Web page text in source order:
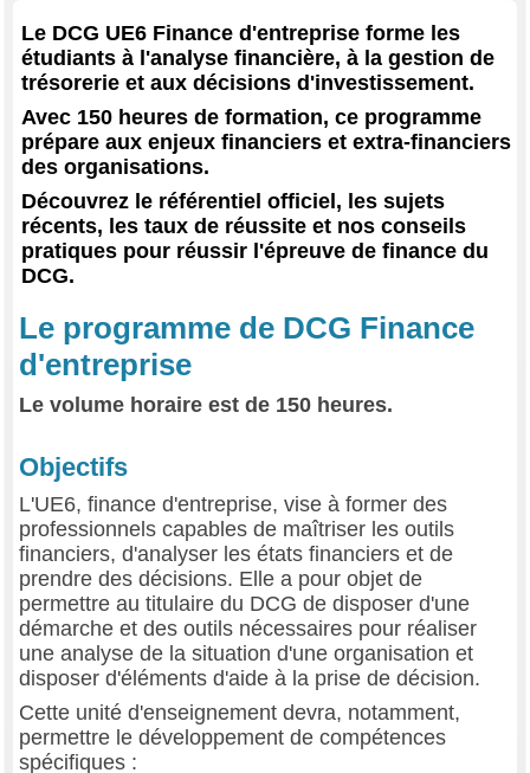
Le DCG UE6 Finance d'entreprise forme les
étudiants à l'analyse financière, à la gestion de
trésorerie et aux décisions d'investissement.
Avec 150 heures de formation, ce programme
prépare aux enjeux financiers et extra-financiers
des organisations.
Découvrez le référentiel officiel, les sujets
récents, les taux de réussite et nos conseils
pratiques pour réussir l'épreuve de finance du
DCG.
Le programme de DCG Finance
d'entreprise
Le volume horaire est de 150 heures.
Objectifs
L'UE6, finance d'entreprise, vise à former des
professionnels capables de maîtriser les outils
financiers, d'analyser les états financiers et de
prendre des décisions. Elle a pour objet de
permettre au titulaire du DCG de disposer d'une
démarche et des outils nécessaires pour réaliser
une analyse de la situation d'une organisation et
disposer d'éléments d'aide à la prise de décision.
Cette unité d'enseignement devra, notamment,
permettre le développement de compétences
spécifiques :